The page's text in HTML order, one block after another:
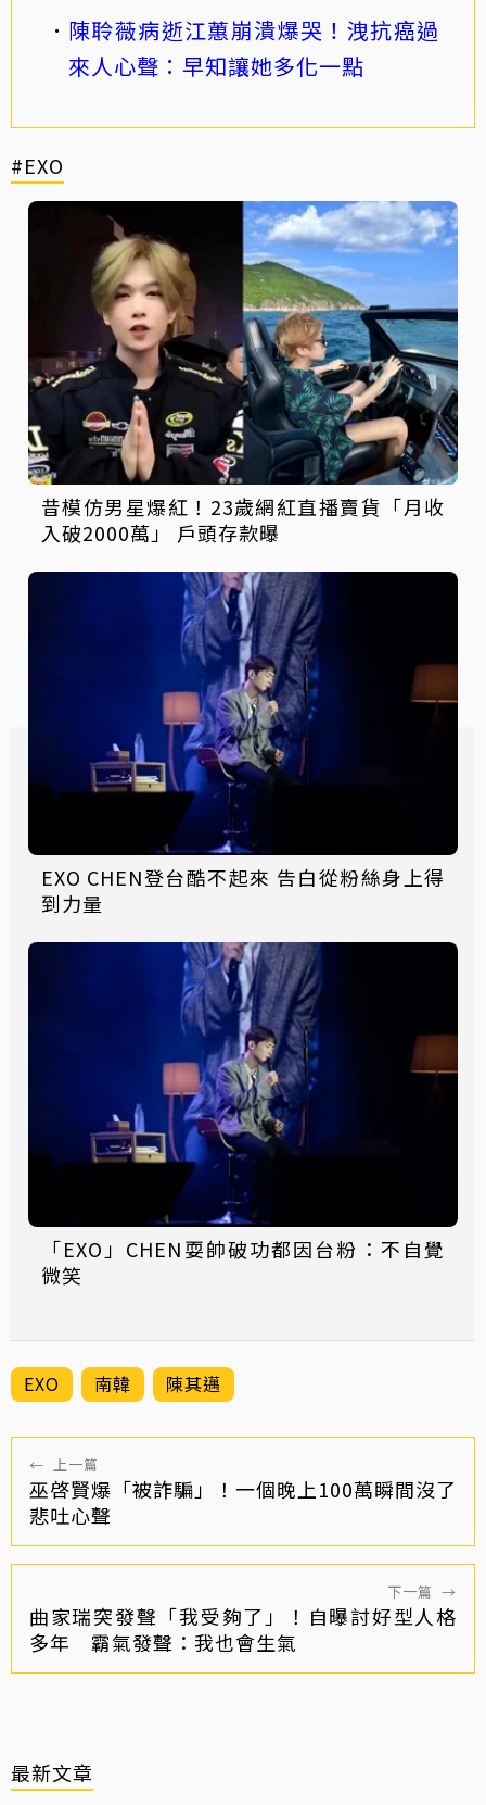
陳聆薇病逝江蕙崩潰爆哭！洩抗癌過
來人心聲：早知讓她多化一點
#EXO
昔模仿男星爆紅！23歲網紅直播賣貨「月收
入破2000萬」 戶頭存款曝
EXO CHEN登台酷不起來 告白從粉絲身上得
到力量
「EXO」CHEN耍帥破功都因台粉：不自覺
微笑
EXO 南韓 陳其邁
← 上一篇
巫啓賢爆「被詐騙」！一個晚上100萬瞬間沒了
悲吐心聲
下一篇 →
曲家瑞突發聲「我受夠了」！自曝討好型人格
多年 霸氣發聲：我也會生氣
最新文章